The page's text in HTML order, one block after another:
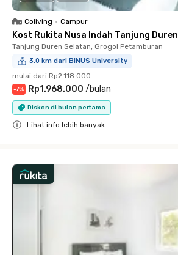
Coliving • Campur
Kost Rukita Nusa Indah Tanjung Duren
Tanjung Duren Selatan, Grogol Petamburan
3.0 km dari BINUS University
mulai dari Rp2.118.000
-7% Rp1.968.000 /bulan
Diskon di bulan pertama
Lihat info lebih banyak